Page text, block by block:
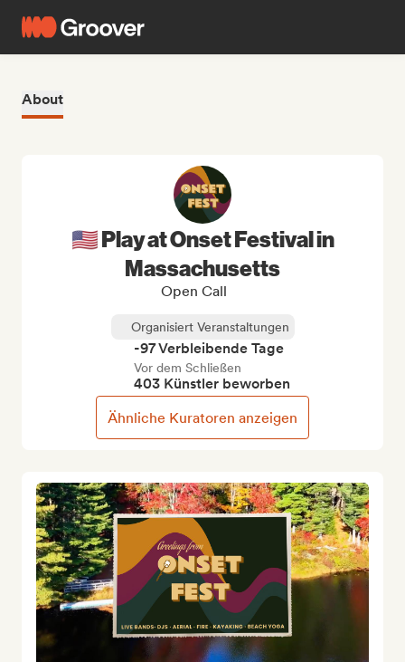
About
🇺🇸 Play at Onset Festival in
Massachusetts
Open Call
Organisiert Veranstaltungen
-97 Verbleibende Tage
Vor dem Schließen
403 Künstler beworben
Ähnliche Kuratoren anzeigen